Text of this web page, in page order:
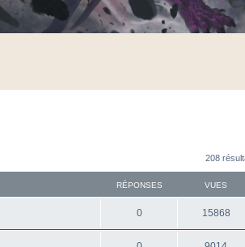
208
RÉPONSES VUES
0 15868